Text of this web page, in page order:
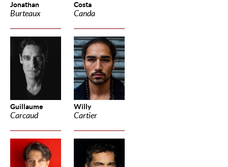
Jonathan
Burteaux
Costa
Canda
Guillaume
Carcaud
Willy
Cartier